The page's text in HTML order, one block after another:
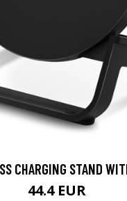
CHARGING STAND
44.4 EUR